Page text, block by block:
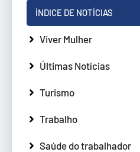
ÍNDICE DE NOTÍCIAS
Viver Mulher
Últimas Notícias
Turismo
Trabalho
Saúde do trabalhador